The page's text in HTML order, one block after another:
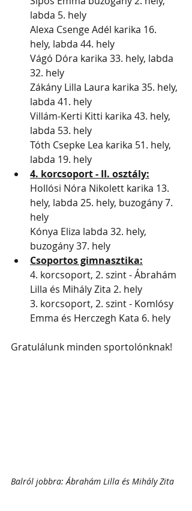
labda 5. hely
Alexa Csenge Adél karika 16.
hely, labda 44. hely
Vágó Dóra karika 33. hely, labda
32. hely
Zákány Lilla Laura karika 35. hely,
labda 41. hely
Villám-Kerti Kitti karika 43. hely,
labda 53. hely
Tóth Csepke Lea karika 51. hely,
labda 19. hely
4. korcsoport - II. osztály:
Hollósi Nóra Nikolett karika 13.
hely, labda 25. hely, buzogány 7.
hely
Kónya Eliza labda 32. hely,
buzogány 37. hely
Csoportos gimnasztika:
4. korcsoport, 2. szint - Ábrahám
Lilla és Mihály Zita 2. hely
3. korcsoport, 2. szint - Komlósy
Emma és Herczegh Kata 6. hely
Gratulálunk minden sportolónknak!
Balról jobbra: Ábrahám Lilla és Mihály Zita